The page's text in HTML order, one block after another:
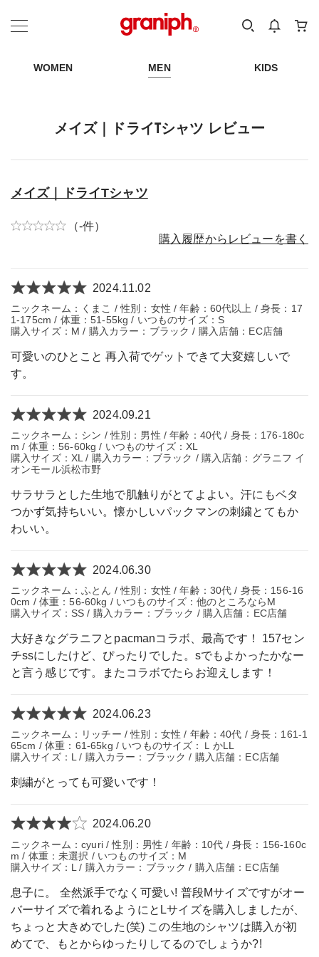
カテゴリーから探す
WOMEN MEN KIDS
メイズ｜ドライTシャツ レビュー
メイズ｜ドライTシャツ
（-件）
購入履歴からレビューを書く
2024.11.02
ニックネーム：くまこ / 性別：女性 / 年齢：60代以上 / 身長：17
1-175cm / 体重：51-55kg / いつものサイズ：S
購入サイズ：M / 購入カラー：ブラック / 購入店舗：EC店舗
可愛いのひとこと 再入荷でゲットできて大変嬉しいで
す。
2024.09.21
ニックネーム：シン / 性別：男性 / 年齢：40代 / 身長：176-180c
m / 体重：56-60kg / いつものサイズ：XL
購入サイズ：XL / 購入カラー：ブラック / 購入店舗：グラニフ イ
オンモール浜松市野
サラサラとした生地で肌触りがとてよよい。汗にもベタ
つかず気持ちいい。懐かしいパックマンの刺繍とてもか
わいい。
2024.06.30
ニックネーム：ふとん / 性別：女性 / 年齢：30代 / 身長：156-16
0cm / 体重：56-60kg / いつものサイズ：他のところならM
購入サイズ：SS / 購入カラー：ブラック / 購入店舗：EC店舗
大好きなグラニフとpacmanコラボ、最高です！ 157セン
チssにしたけど、ぴったりでした。sでもよかったかなー
と言う感じです。またコラボでたらお迎えします！
2024.06.23
ニックネーム：リッチー / 性別：女性 / 年齢：40代 / 身長：161-1
65cm / 体重：61-65kg / いつものサイズ：ＬかLL
購入サイズ：L / 購入カラー：ブラック / 購入店舗：EC店舗
刺繍がとっても可愛いです！
2024.06.20
ニックネーム：cyuri / 性別：男性 / 年齢：10代 / 身長：156-160c
m / 体重：未選択 / いつものサイズ：М
購入サイズ：L / 購入カラー：ブラック / 購入店舗：EC店舗
息子に。 全然派手でなく可愛い! 普段Мサイズですがオー
バーサイズで着れるようにとLサイズを購入しましたが、
ちょっと大きめでした(笑) この生地のシャツは購入が初
めてで、もとからゆったりしてるのでしょうか?!